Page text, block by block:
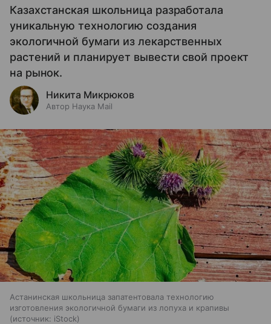
Казахстанская школьница разработала
уникальную технологию создания
экологичной бумаги из лекарственных
растений и планирует вывести свой проект
на рынок.
Никита Микрюков
Автор Наука Mail
Астанинская школьница запатентовала технологию
изготовления экологичной бумаги из лопуха и крапивы
источник: iStock